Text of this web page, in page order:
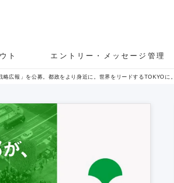
ト エントリー・メッセージ管理
広報」を公募。都政をより身近に。世界をリードするTOKYOに。